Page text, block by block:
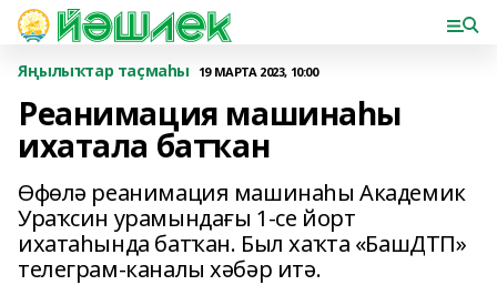
Яңылыҡтар таҫмаһы 19 МАРТА 2023, 10:00
Реанимация машинаһы
ихатала батҡан
Өфөлә реанимация машинаһы Академик
Ураҡсин урамындағы 1-се йорт
ихатаһында батҡан. Был хаҡта «БашДТП»
телеграм-каналы хәбәр итә.